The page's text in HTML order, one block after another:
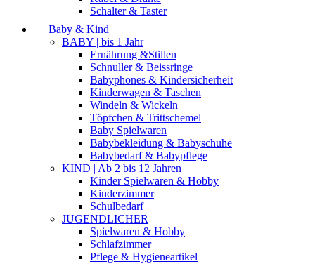
Schalter & Taster
Baby & Kind
BABY | bis 1 Jahr
Ernährung &Stillen
Schnuller & Beissringe
Babyphones & Kindersicherheit
Kinderwagen & Taschen
Windeln & Wickeln
Töpfchen & Trittschemel
Baby Spielwaren
Babybekleidung & Babyschuhe
Babybedarf & Babypflege
KIND | Ab 2 bis 12 Jahren
Kinder Spielwaren & Hobby
Kinderzimmer
Schulbedarf
JUGENDLICHER
Spielwaren & Hobby
Schlafzimmer
Pflege & Hygieneartikel